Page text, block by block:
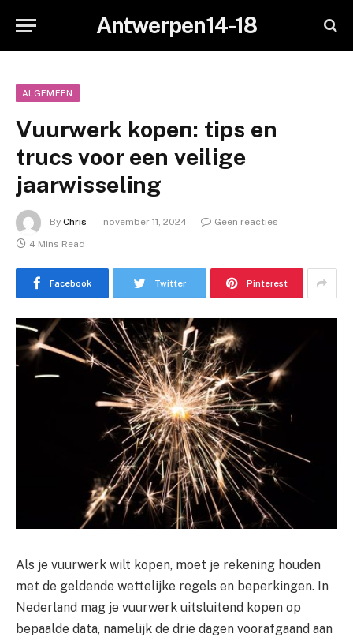
Antwerpen14-18
ALGEMEEN
Vuurwerk kopen: tips en
trucs voor een veilige
jaarwisseling
By Chris november 11, 2024
Geen reacties
4 Mins Read
Facebook Twitter Pinterest
Als je vuurwerk wilt kopen, moet je rekening houden
met de geldende wettelijke regels en beperkingen. In
Nederland mag je vuurwerk uitsluitend kopen op
bepaalde data, namelijk de drie dagen voorafgaand aan